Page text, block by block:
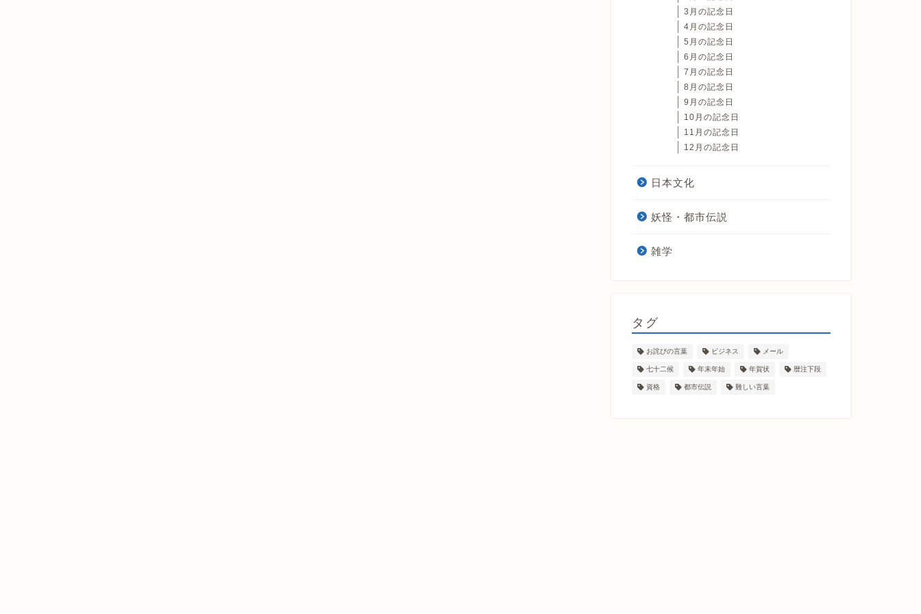
3月の記念日
4月の記念日
5月の記念日
6月の記念日
7月の記念日
8月の記念日
9月の記念日
10月の記念日
11月の記念日
12月の記念日
日本文化
妖怪・都市伝説
雑学
タグ
お詫びの言葉 ビジネス メール
七十二候 年末年始 年賀状 暦注下段
資格 都市伝説 難しい言葉